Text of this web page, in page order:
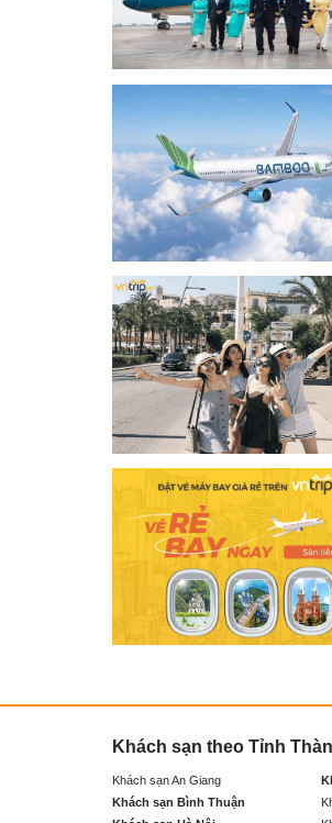
Khách sạn theo Tỉnh
Khách sạn An Giang
Khách sạn Bình Thuận